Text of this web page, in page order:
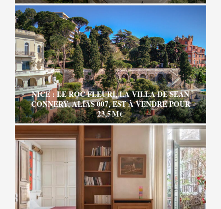
NICE : LE ROC FLEURI, LA VILLA DE SEAN
CONNERY, ALIAS 007, EST À VENDRE POUR
23,5 M €